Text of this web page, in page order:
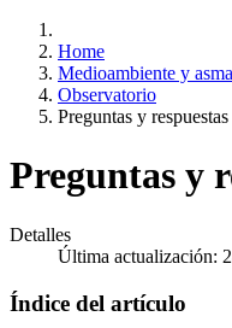
Home
Medioambiente y asma
Observatorio
Preguntas y respuestas
Preguntas y
Detalles
Última actualización:
Índice del artículo